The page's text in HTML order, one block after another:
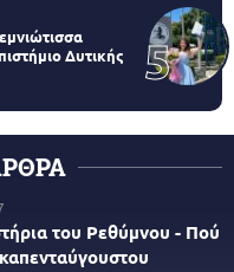
Δυτικής
του Ρεθύμνου - Πού